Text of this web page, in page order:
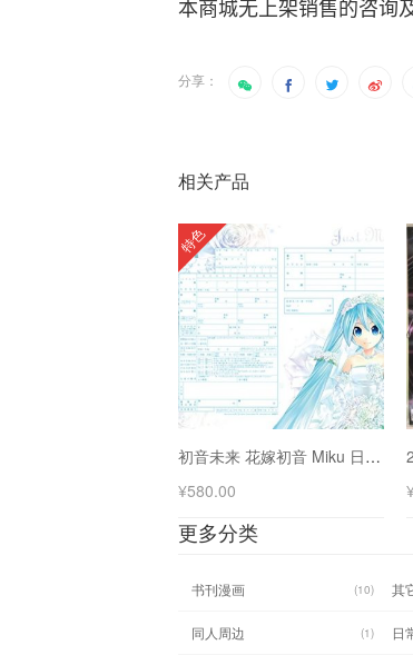
本商城无上架销售的咨询
分享：
相关产品
特色
初音未来 花嫁初音 Miku 日本婚姻登记表/结婚申请书
¥580.00
更多分类
书刊漫画 (10) 其
同人周边 (1) 日